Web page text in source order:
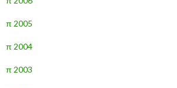
π 2005
π 2004
π 2003